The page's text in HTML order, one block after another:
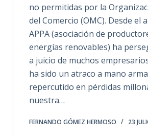
no permitidas por la
del Comercio (OMC). Desde el
APPA (asociación de
energías renovables) ha
a juicio de muchos
ha sido un atraco a mano
repercutido en pérdidas
nuestra…
FERNANDO GÓMEZ HERMOSO 23